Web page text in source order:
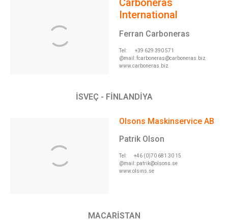
International
Ferran Carboneras
Tel: +39 629 390 571
@mail:fcarboneras@carboneras.biz
www.carboneras.biz
İSVEÇ - FİNLANDİYA
Olsons Maskinservice AB
Patrik Olson
Tel: +46 (0)70 681 30 15
@mail: patrik@olsons.se
www.olsıns.se
MACARİSTAN